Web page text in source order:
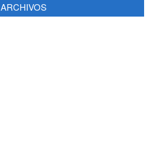
ARCHIVOS